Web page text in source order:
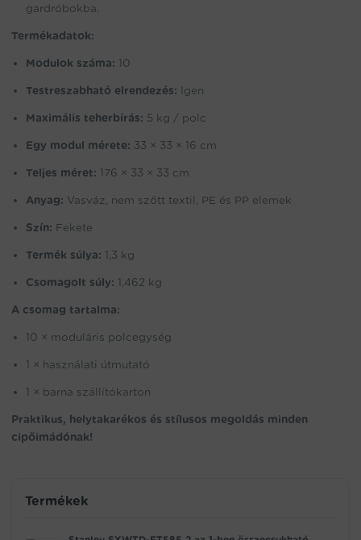
gardróbokba.
Termékadatok:
Modulok száma: 10
Testreszabható elrendezés: Igen
Maximális teherbírás: 5 kg / polc
Egy modul mérete: 33 × 33 × 16 cm
Teljes méret: 176 × 33 × 33 cm
Anyag: Vasváz, nem szőtt textil, PE és PP elemek
Szín: Fekete
Termék súlya: 1,3 kg
Csomagolt súly: 1,462 kg
A csomag tartalma:
10 × moduláris polcegység
1 × használati útmutató
1 × barna szállítókarton
Praktikus, helytakarékos és stílusos megoldás minden
cipőimádónak!
Termékek